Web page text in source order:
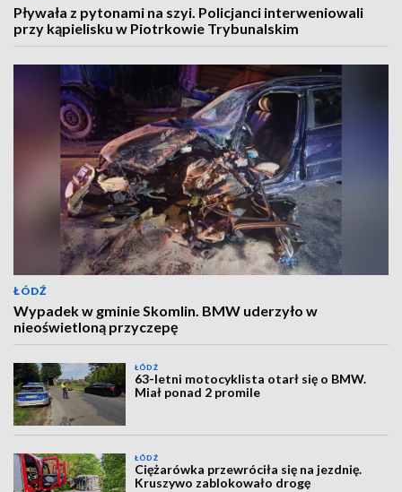
Pływała z pytonami na szyi. Policjanci interweniowali
przy kąpielisku w Piotrkowie Trybunalskim
ŁÓDŹ
Wypadek w gminie Skomlin. BMW uderzyło w
nieoświetloną przyczepę
ŁÓDŹ
63-letni motocyklista otarł się o BMW.
Miał ponad 2 promile
ŁÓDŹ
Ciężarówka przewróciła się na jezdnię.
Kruszywo zablokowało drogę